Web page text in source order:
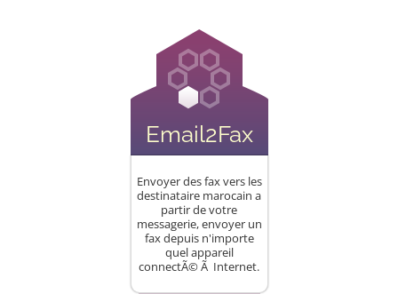
Email2Fax
Envoyer des fax vers les
destinataire marocain a
partir de votre
messagerie, envoyer un
fax depuis n'importe
quel appareil
connectÃ© Ã Internet.